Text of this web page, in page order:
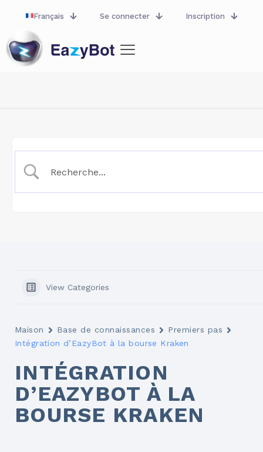
Français Se connecter Inscription
View Categories
Maison Base de connaissances
Premiers pas
Intégration d’EazyBot à la bourse Kraken
INTÉGRATION
D’EAZYBOT À LA
BOURSE KRAKEN